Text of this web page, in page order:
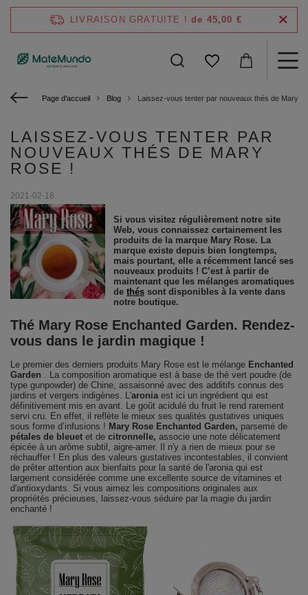
LIVRAISON GRATUITE ! de 45,00 €
Page d'accueil Blog Laissez-vous tenter par nouveaux thés de Mary
LAISSEZ-VOUS TENTER PAR
NOUVEAUX THÉS DE MARY
ROSE !
2021-02-18
Si vous visitez régulièrement notre site
Web, vous connaissez certainement les
produits de la marque Mary Rose. La
marque existe depuis bien longtemps,
mais pourtant, elle a récemment lancé ses
nouveaux produits ! C’est à partir de
maintenant que les mélanges aromatiques
de théssont disponibles à la vente dans
notre boutique.
Thé Mary Rose Enchanted Garden. Rendez-
vous dans le jardin magique !
Le premier des derniers produits Mary Rose est le mélange Enchanted
Garden . La composition aromatique est à base de thé vert poudre (de
type gunpowder) de Chine, assaisonné avec des additifs connus des
jardins et vergers indigènes. L'aronia est ici un ingrédient qui est
définitivement mis en avant. Le goût acidulé du fruit le rend rarement
servi cru. En effet, il reflète le mieux ses qualités gustatives uniques
sous forme d’infusions ! Mary Rose Enchanted Garden, parsemé de
pétales de bleuet et de citronnelle, associe une note délicatement
épicée à un arôme subtil, aigre-amer. Il n'y a rien de mieux pour se
réchauffer ! En plus des valeurs gustatives incontestables, il convient
de prêter attention aux bienfaits pour la santé de l'aronia qui est
largement considérée comme une excellente source de vitamines et
d'antioxydants. Si vous aimez les compositions originales aux
propriétés précieuses, laissez-vous séduire par la magie du jardin
enchanté !